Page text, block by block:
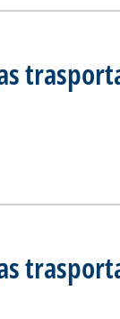
2017
gas
2017